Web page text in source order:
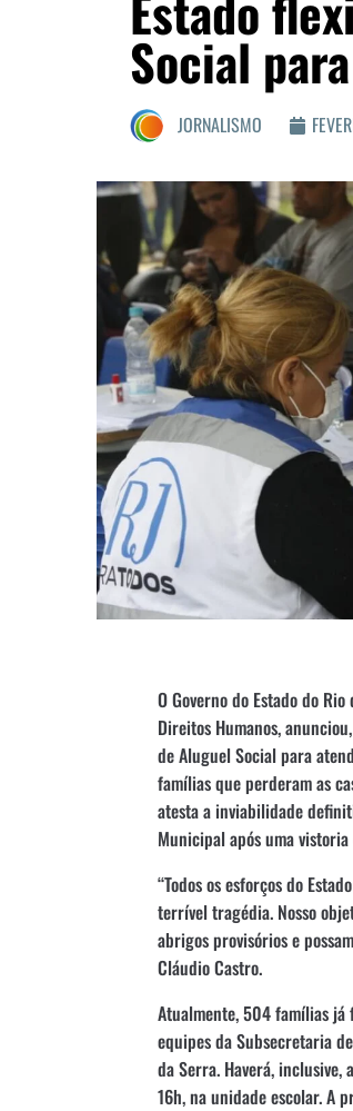
Social
JORNALISMO
O Governo do Estado do
Direitos Humanos,
de Aluguel Social para
famílias que perderam as
atesta a inviabilidade
Municipal após uma
“Todos os esforços do
terrível tragédia. Nosso
abrigos provisórios e
Cláudio Castro.
Atualmente, 504 famílias já
equipes da Subsecretaria
da Serra. Haverá,
16h, na unidade escolar. A